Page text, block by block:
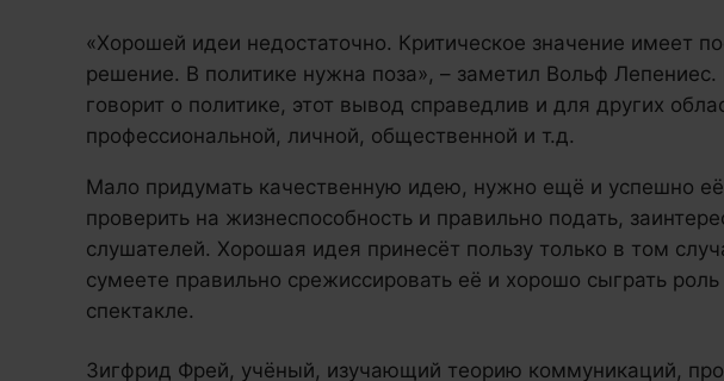
«Хорошей идеи недостаточно. Критическое значение имеет
решение. В политике нужна поза», – заметил Вольф Лепениес.
говорит о политике, этот вывод справедлив и для других
профессиональной, личной, общественной и т.д.
Мало придумать качественную идею, нужно ещё и успешно её
проверить на жизнеспособность и правильно подать,
слушателей. Хорошая идея принесёт пользу только в том
сумеете правильно срежиссировать её и хорошо сыграть
спектакле.
Зигфрид Фрей, учёный, изучающий теорию коммуникаций,